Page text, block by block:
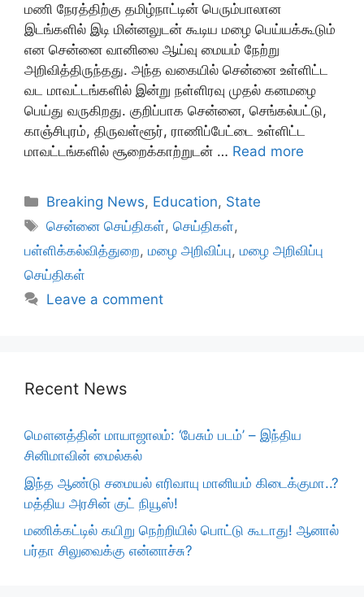
மணி நேரத்திற்கு தமிழ்நாட்டின் பெரும்பாலான
இடங்களில் இடி மின்னலுடன் கூடிய மழை பெய்யக்கூடும்
என சென்னை வானிலை ஆய்வு மையம் நேற்று
அறிவித்திருந்தது. அந்த வகையில் சென்னை உள்ளிட்ட
வட மாவட்டங்களில் இன்று நள்ளிரவு முதல் கனமழை
பெய்து வருகிறது. குறிப்பாக சென்னை, செங்கல்பட்டு,
காஞ்சிபுரம், திருவள்ளூர், ராணிப்பேட்டை உள்ளிட்ட
மாவட்டங்களில் சூறைக்காற்றுடன் … Read more
Categories
Breaking News, Education, State
Tags
சென்னை செய்திகள்,செய்திகள்,
பள்ளிக்கல்வித்துறை, மழை அறிவிப்பு, மழை அறிவிப்பு
செய்திகள்
Leave a comment
Recent News
மௌனத்தின் மாயாஜாலம்: ‘பேசும் படம்’ – இந்திய
சினிமாவின் மைல்கல்
இந்த ஆண்டு சமையல் எரிவாயு மானியம் கிடைக்குமா..?
மத்திய அரசின் குட் நியூஸ்!
மணிக்கட்டில் கயிறு நெற்றியில் பொட்டு கூடாது! ஆனால்
பர்தா சிலுவைக்கு என்னாச்சு?